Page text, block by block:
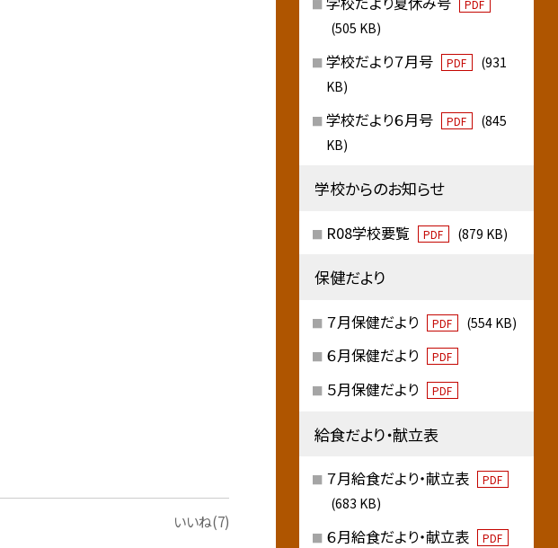
いいね(7)
PDF
(505 KB)
学校だより７月号 PDF
(931
KB)
学校だより６月号 PDF
(845
KB)
学校からのお知らせ
R08学校要覧 PDF (879 KB)
保健だより
７月保健だより PDF (554 KB)
６月保健だより PDF
５月保健だより PDF
給食だより・献立表
７月給食だより・献立表 PDF
(683 KB)
６月給食だより・献立表 PDF